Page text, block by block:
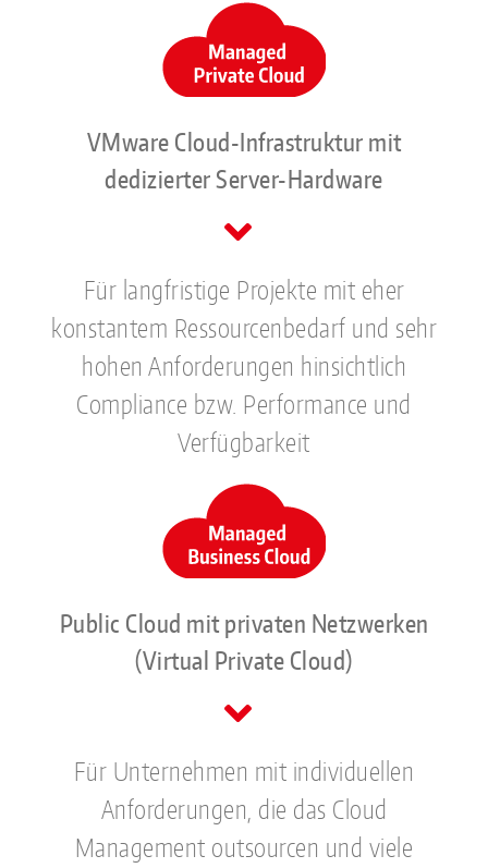
VMware Cloud-Infrastruktur mit
dedizierter Server-Hardware
Für langfristige Projekte mit eher
konstantem Ressourcenbedarf und sehr
hohen Anforderungen hinsichtlich
Compliance bzw. Performance und
Verfügbarkeit
Public Cloud mit privaten Netzwerken
(Virtual Private Cloud)
Für Unternehmen mit individuellen
Anforderungen, die das Cloud
Management outsourcen und viele